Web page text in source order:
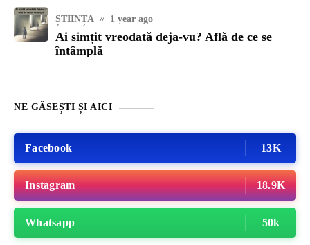
ȘTIINȚA 1 year ago
Ai simțit vreodată deja-vu? Află de ce se
întâmplă
NE GĂSEȘTI ȘI AICI
Facebook 13K
Instagram 18.9K
Whatsapp 50k